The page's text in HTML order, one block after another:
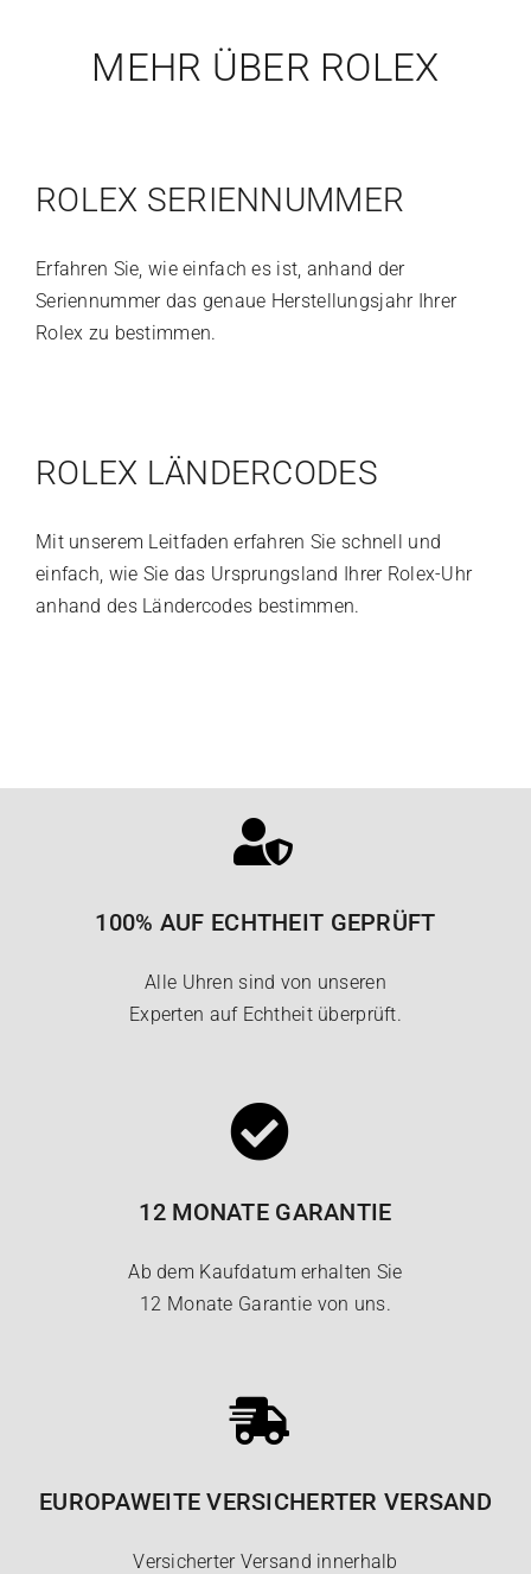
MEHR ÜBER ROLEX
ROLEX SERIENNUMMER
Erfahren Sie, wie einfach es ist, anhand der
Seriennummer das genaue Herstellungsjahr Ihrer
Rolex zu bestimmen.
ROLEX LÄNDERCODES
Mit unserem Leitfaden erfahren Sie schnell und
einfach, wie Sie das Ursprungsland Ihrer Rolex-Uhr
anhand des Ländercodes bestimmen.
100% AUF ECHTHEIT GEPRÜFT
Alle Uhren sind von unseren
Experten auf Echtheit überprüft.
12 MONATE GARANTIE
Ab dem Kaufdatum erhalten Sie
12 Monate Garantie von uns.
EUROPAWEITE VERSICHERTER VERSAND
Versicherter Versand innerhalb